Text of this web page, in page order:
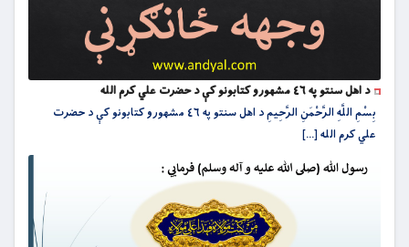
د اهل سنتو په ٤٦ مشهورو کتابونو کې د حضرت علي کرم الله
بِسْمِ اللَّهِ الرَّحْمَنِ الرَّحِيمِ د اهل سنتو په ٤٦ مشهورو کتابونو کې د حضرت
علي کرم الله [...]